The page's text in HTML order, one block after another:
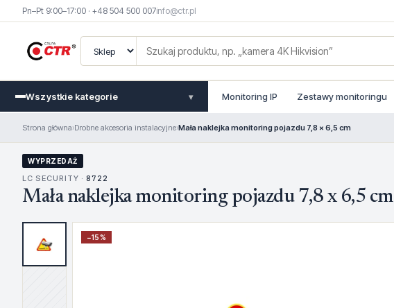
Pn–Pt 9:00–17:00 · +48 504 500 007info@ctr.pl
Wszystkie kategorie ▾ Monitoring IP Zestawy monitoringu
Strona główna›Drobne akcesoria instalacyjne›Mała naklejka monitoring pojazdu 7,8 x 6,5 cm
WYPRZEDAŻ
LC SECURITY · 8722
Mała naklejka monitoring pojazdu 7,8 x 6,5 cm
−15%